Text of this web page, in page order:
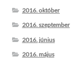
2016. október
2016. szeptember
2016. június
2016. május